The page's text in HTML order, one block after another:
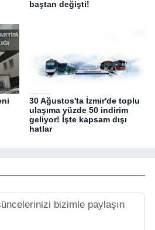
baştan değişti!
30 Ağustos'ta İzmir'de toplu
ulaşıma yüzde 50 indirim
geliyor! İşte kapsam dışı
hatlar